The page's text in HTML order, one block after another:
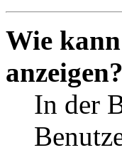
Wie
anzeigen?
In der